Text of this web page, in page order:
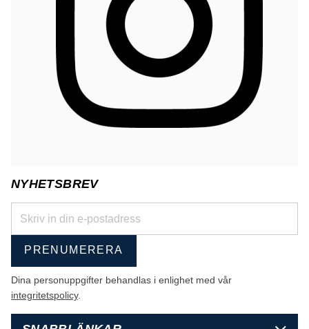
NYHETSBREV
PRENUMERERA
Dina personuppgifter behandlas i enlighet med vår
integritetspolicy.